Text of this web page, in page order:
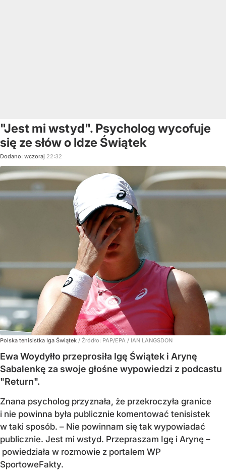
"Jest mi wstyd". Psycholog wycofuje
się ze słów o Idze Świątek
Dodano: wczoraj 22:32
Polska tenisistka Iga Świątek / Źródło: PAP/EPA / IAN LANGSDON
Ewa Woydyłło przeprosiła Igę Świątek i Arynę
Sabalenkę za swoje głośne wypowiedzi z podcastu
"Return".
Znana psycholog przyznała, że przekroczyła granice
i nie powinna była publicznie komentować tenisistek
w taki sposób. – Nie powinnam się tak wypowiadać
publicznie. Jest mi wstyd. Przepraszam Igę i Arynę –
powiedziała w rozmowie z portalem WP
SportoweFakty.